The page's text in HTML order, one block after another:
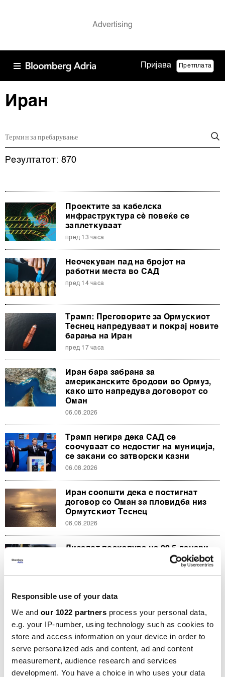
Responsible use of your data
We and our 1022 partners process your personal data,
e.g. your IP-number, using technology such as cookies to
store and access information on your device in order to
serve personalized ads and content, ad and content
measurement, audience research and services
development. You have a choice in who uses your data
Пријава Претплата
Иран
Резултатот: 870
Проектите за кабелска
инфраструктура сè повеќе се
заплеткуваат
пред 13 часа
Неочекуван пад на бројот на
работни места во САД
пред 14 часа
Трамп: Преговорите за Ормускиот
Теснец напредуваат и покрај новите
барања на Иран
пред 17 часа
Иран бара забрана за
американските бродови во Ормуз,
како што напредува договорот со
Оман
06.08.2026
Трамп негира дека САД се
соочуваат со недостиг на муниција,
се закани со затворски казни
06.08.2026
Иран соопшти дека е постигнат
договор со Оман за пловидба низ
Ормутскиот Теснец
06.08.2026
Дизелот поскапува на 99,5 денари,
највисока цена од почетокот на
вести на денот
04.08.2026
Златото расте по најавата за нови
разговори меѓу САД и Иран